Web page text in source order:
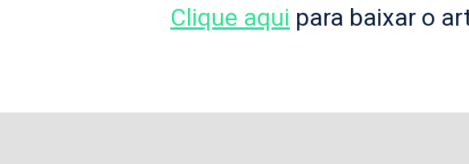
Clique aqui para baixar o